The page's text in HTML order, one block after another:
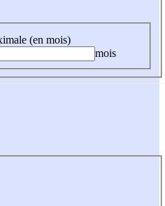
(en mois)
mois